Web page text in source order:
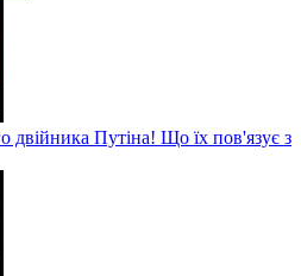
двійника Путіна! Що їх пов'язує з